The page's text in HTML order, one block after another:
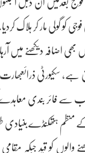
شہری نے بھارتی فوجی کو گولی
اضافہ دیکھنے میں
سکیورٹی
سے فائر بندی
ہتھکنڈے بنیادی
کو قید جبکہ